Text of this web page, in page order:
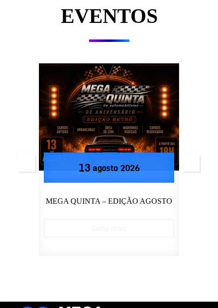
EVENTOS
16 agosto 2026
CURSO DE PILOTAGEM HELDER